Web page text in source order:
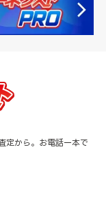
定から。お電話一本で